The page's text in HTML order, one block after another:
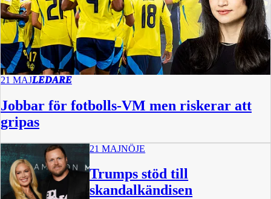
21 MAJLEDARE
Jobbar för fotbolls-VM men riskerar att
gripas
21 MAJNÖJE
Trumps stöd till
skandalkändisen